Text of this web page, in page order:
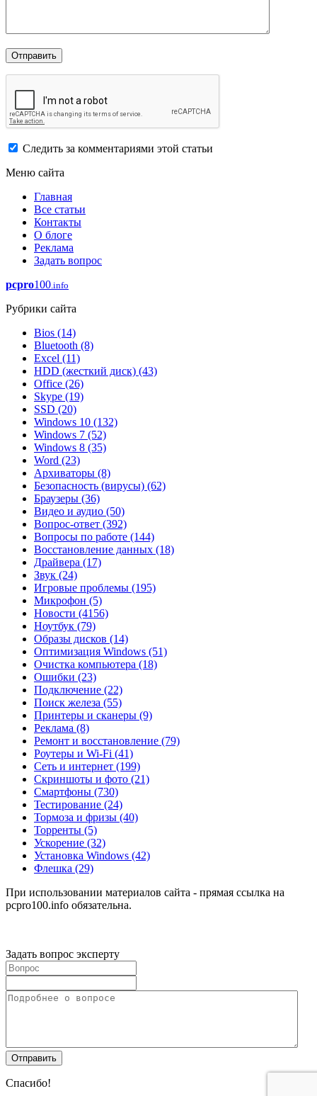
Следить за комментариями этой статьи
Меню сайта
Главная
Все статьи
Контакты
О блоге
Реклама
Задать вопрос
pcpro100.info
Рубрики сайта
Bios (14)
Bluetooth (8)
Excel (11)
HDD (жесткий диск) (43)
Office (26)
Skype (19)
SSD (20)
Windows 10 (132)
Windows 7 (52)
Windows 8 (35)
Word (23)
Архиваторы (8)
Безопасность (вирусы) (62)
Браузеры (36)
Видео и аудио (50)
Вопрос-ответ (392)
Вопросы по работе (144)
Восстановление данных (18)
Драйвера (17)
Звук (24)
Игровые проблемы (195)
Микрофон (5)
Новости (4156)
Ноутбук (79)
Образы дисков (14)
Оптимизация Windows (51)
Очистка компьютера (18)
Ошибки (23)
Подключение (22)
Поиск железа (55)
Принтеры и сканеры (9)
Реклама (8)
Ремонт и восстановление (79)
Роутеры и Wi-Fi (41)
Сеть и интернет (199)
Скриншоты и фото (21)
Смартфоны (730)
Тестирование (24)
Тормоза и фризы (40)
Торренты (5)
Ускорение (32)
Установка Windows (42)
Флешка (29)
При использовании материалов сайта - прямая ссылка на
pcpro100.info обязательна.
Задать вопрос эксперту
Спасибо!